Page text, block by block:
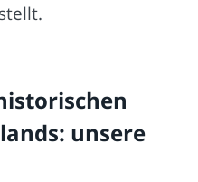
unsere